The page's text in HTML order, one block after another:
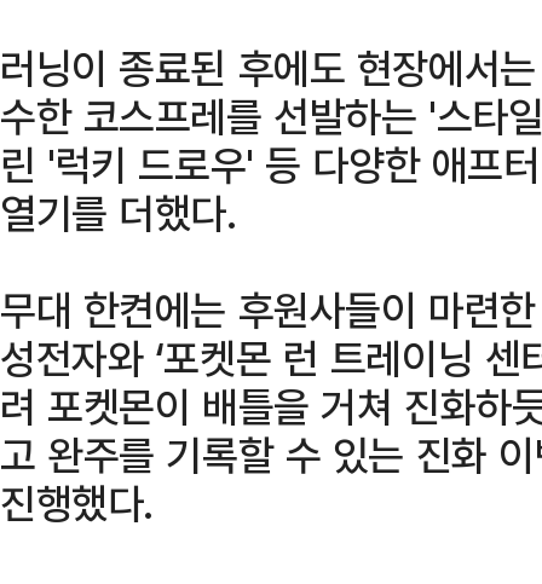
러닝이 종료된 후에도 현장에서
수한 코스프레를 선발하는 '스타
린 '럭키 드로우' 등 다양한 애프
열기를 더했다.
무대 한켠에는 후원사들이 마련
성전자와 ‘포켓몬 런 트레이닝
려 포켓몬이 배틀을 거쳐 진화하
고 완주를 기록할 수 있는 진화
진행했다.